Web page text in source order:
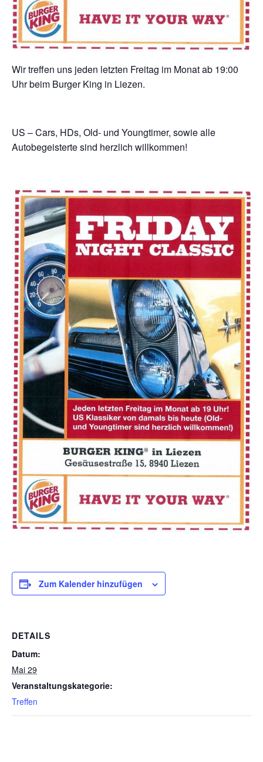
Wir treffen uns jeden letzten Freitag im Monat ab 19:00
Uhr beim Burger King in Liezen.
US – Cars, HDs, Old- und Youngtimer, sowie alle
Autobegeisterte sind herzlich willkommen!
Zum Kalender hinzufügen
DETAILS
Datum:
Mai 29
Veranstaltungskategorie:
Treffen